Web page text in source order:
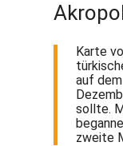
Karte
auf
sollte.
zweite